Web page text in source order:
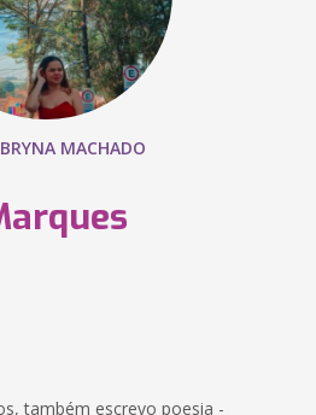
MACHADO
também escrevo poesia -